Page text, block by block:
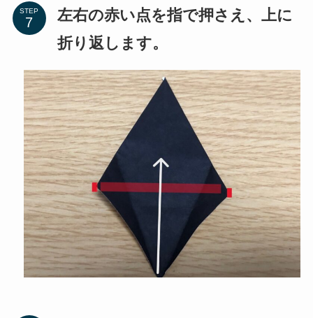
STEP
左右の赤い点を指で押さえ、上に
折り返します。